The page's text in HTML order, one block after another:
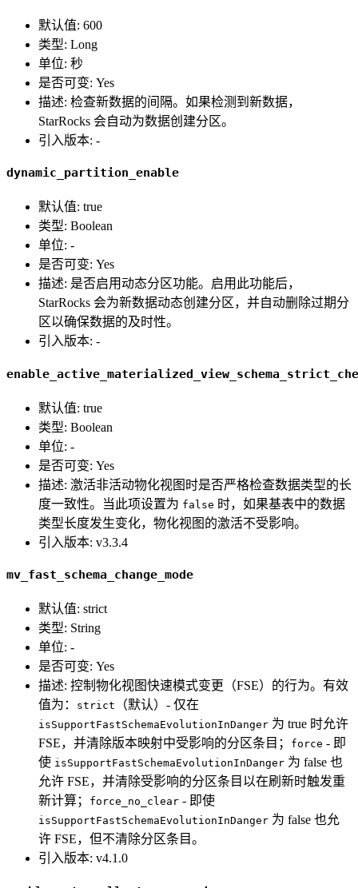
默认值: 600
类型: Long
单位: 秒
是否可变: Yes
描述: 检查新数据的间隔。如果检测到新数据，
StarRocks 会自动为数据创建分区。
引入版本: -
dynamic_partition_enable
默认值: true
类型: Boolean
单位: -
是否可变: Yes
描述: 是否启用动态分区功能。启用此功能后，
StarRocks 会为新数据动态创建分区，并自动删除过期分
区以确保数据的及时性。
引入版本: -
默认值: true
类型: Boolean
单位: -
是否可变: Yes
描述: 激活非活动物化视图时是否严格检查数据类型的长
度一致性。当此项设置为 false 时，如果基表中的数据
类型长度发生变化，物化视图的激活不受影响。
引入版本: v3.3.4
mv_fast_schema_change_mode
默认值: strict
类型: String
单位: -
是否可变: Yes
描述: 控制物化视图快速模式变更（FSE）的行为。有效
值为：
strict （默认）- 仅在
isSupportFastSchemaEvolutionInDanger 为 true 时允许
FSE，并清除版本映射中受影响的分区条目；
force - 即
使 isSupportFastSchemaEvolutionInDanger 为 false 也
允许 FSE，并清除受影响的分区条目以在刷新时触发重
新计算；
force_no_clear - 即使
isSupportFastSchemaEvolutionInDanger 为 false 也允
许 FSE，但不清除分区条目。
引入版本: v4.1.0